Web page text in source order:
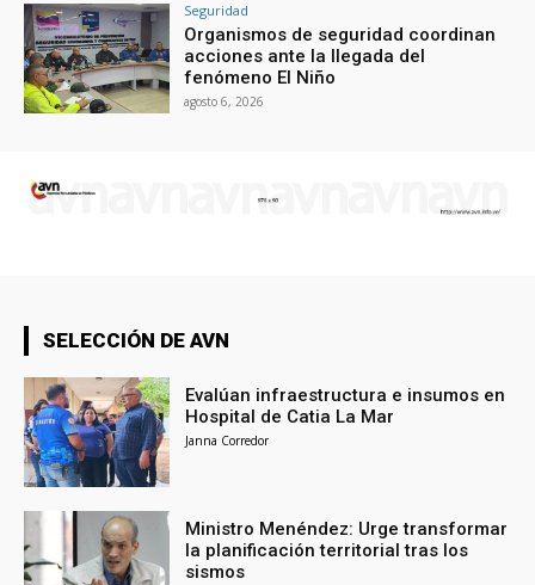
Seguridad
Organismos de seguridad coordinan
acciones ante la llegada del
fenómeno El Niño
agosto 6, 2026
SELECCIÓN DE AVN
Evalúan infraestructura e insumos en
Hospital de Catia La Mar
Janna Corredor
Ministro Menéndez: Urge transformar
la planificación territorial tras los
sismos